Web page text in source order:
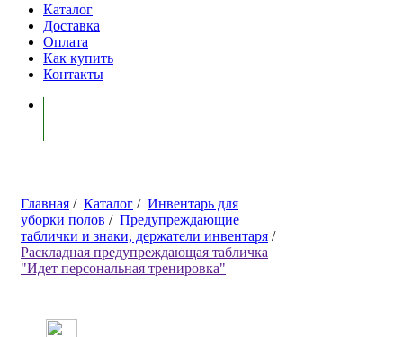
Каталог
Доставка
Оплата
Как купить
Контакты
Главная / Каталог / Инвентарь для
уборки полов / Предупреждающие
таблички и знаки, держатели инвентаря /
Раскладная предупреждающая табличка
"Идет персональная тренировка"